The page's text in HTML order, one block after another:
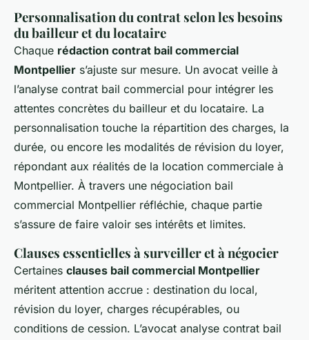
Personnalisation du contrat selon les besoins
du bailleur et du locataire
Chaque rédaction contrat bail commercial
Montpellier s’ajuste sur mesure. Un avocat veille à
l’analyse contrat bail commercial pour intégrer les
attentes concrètes du bailleur et du locataire. La
personnalisation touche la répartition des charges, la
durée, ou encore les modalités de révision du loyer,
répondant aux réalités de la location commerciale à
Montpellier. À travers une négociation bail
commercial Montpellier réfléchie, chaque partie
s’assure de faire valoir ses intérêts et limites.
Clauses essentielles à surveiller et à négocier
Certaines clauses bail commercial Montpellier
méritent attention accrue : destination du local,
révision du loyer, charges récupérables, ou
conditions de cession. L’avocat analyse contrat bail